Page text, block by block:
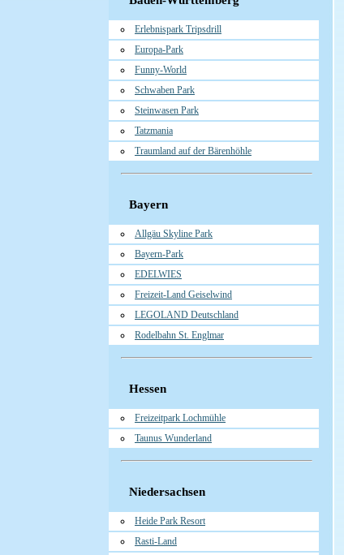
Erlebnispark Tripsdrill
Europa-Park
Funny-World
Schwaben Park
Steinwasen Park
Tatzmania
Traumland auf der Bärenhöhle
Bayern
Allgäu Skyline Park
Bayern-Park
EDELWIES
Freizeit-Land Geiselwind
LEGOLAND Deutschland
Rodelbahn St. Englmar
Hessen
Freizeitpark Lochmühle
Taunus Wunderland
Niedersachsen
Heide Park Resort
Rasti-Land